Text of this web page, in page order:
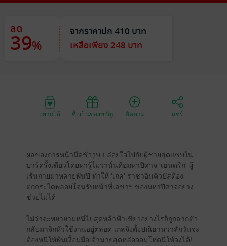
ลด
39%
จากราคาปก 410 บาท
เหลือเพียง 248 บาท
อยากได้ ซื้อเป็นของขวัญ ติดตาม แชร์
ผลของการหน้ามืดชั่ววูบ ปล่อยใจไปกับผู้ชายสุดแซ่บใน
บาร์ครั้งเดียวโดยหารู้ไม่ว่านั่นคือมหาปีศาจ 'เฮนดริก' ผู้
เร้นกายมาหลายพันปี ทำให้ 'เกล' ราชาอินคิวบัสต้อง
ตกกระไดพลอยโจนรับหน้าที่เลขาฯ ของมหาปีศาจอย่าง
ช่วยไม่ได้
ไม่ว่าจะพยายามหนีไปสุดหล้าฟ้าเขียวอย่างไรก็ถูกลากตัว
กลับมาจิกหัวใช้งานอยู่ตลอด เกลจึงตั้งปณิธานว่าสักวันจะ
ต้องหนีให้พ้นเงื้อมมือเจ้านายสุดหล่อจอมโหดนี่ให้จงได้!